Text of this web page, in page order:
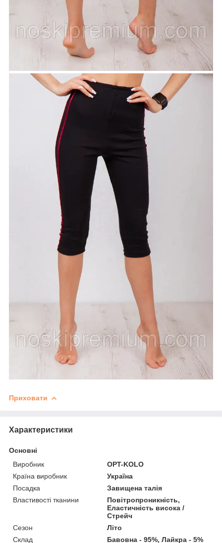
Приховати
Характеристики
Основні
Виробник
OPT-KOLO
Країна виробник
Україна
Посадка
Завищена талія
Властивості тканини
Повітропроникність,
Еластичність висока /
Стрейч
Сезон
Літо
Склад
Бавовна - 95%, Лайкра - 5%